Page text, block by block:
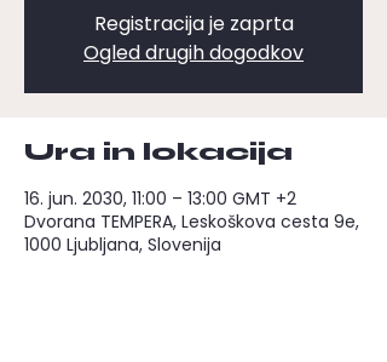
Registracija je zaprta
Ogled drugih dogodkov
Ura in lokacija
16. jun. 2030, 11:00 – 13:00 GMT +2
Dvorana TEMPERA, Leskoškova cesta 9e,
1000 Ljubljana, Slovenija